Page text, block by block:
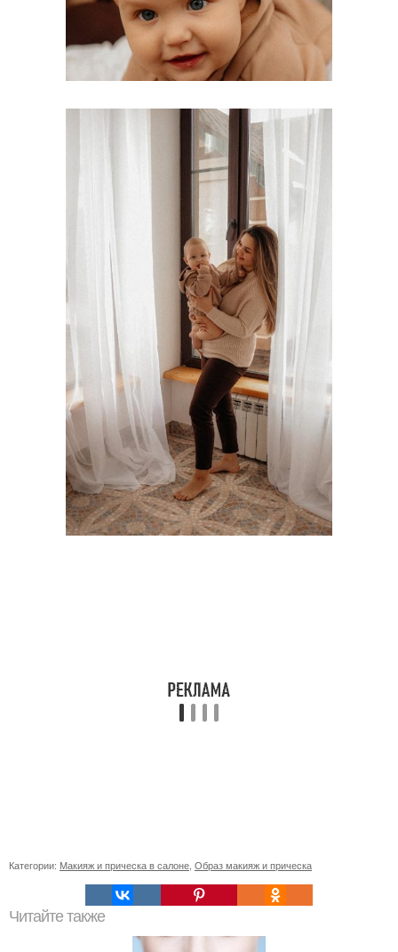
Категории: Макияж и прическа в салоне Образ макияж и прическа
Читайте также